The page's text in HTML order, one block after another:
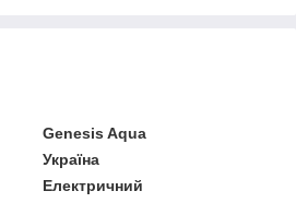
Genesis Aqua
Україна
Електричний